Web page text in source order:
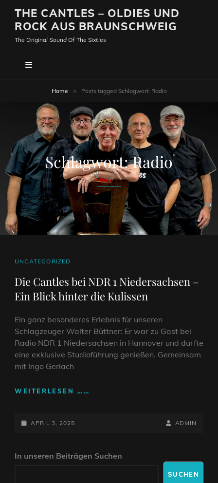
THE CANTLES – OLDIES UND
ROCK AUS BRAUNSCHWEIG
The Original Sound Of The Sixties
Home > Posts tagged Schlagwort: Radio
Schlagwort:Radio
CAT
UNCATEGORIZED
Die Cantles bei NDR 1 Niedersachsen –
Ein Blick hinter die Kulissen
Ein ganz besonderes Erlebnis für unseren
Schlagzeuger Walter Büttner: Er war zu Gast bei
Radio NDR 1 Niedersachsen in Hannover und durfte
eine exklusive Studioführung genießen. Gemeinsam
mit Ingo Gerlach
WEITERLESEN ……
–
POSTED-
APRIL 3, 2025
BY
BYLINE
ADMIN
In unseren Beiträgen Suchen
SUCHEN